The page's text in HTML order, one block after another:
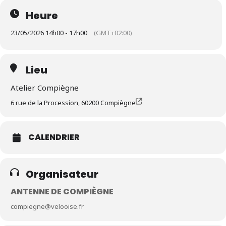
Heure
23/05/2026 14h00 - 17h00 (GMT+02:00)
Lieu
Atelier Compiègne
6 rue de la Procession, 60200 Compiègne
CALENDRIER
Organisateur
ANTENNE DE COMPIÈGNE
compiegne@velooise.fr